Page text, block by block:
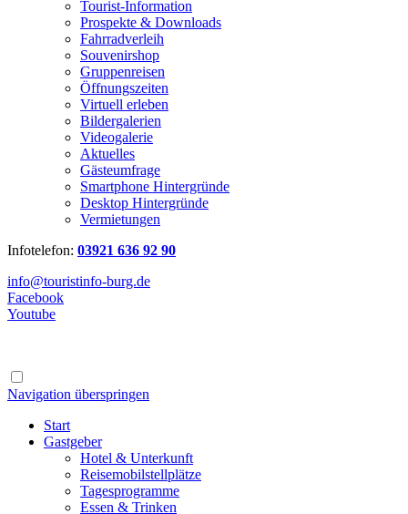
Tourist-Information
Prospekte & Downloads
Fahrradverleih
Souvenirshop
Gruppenreisen
Öffnungszeiten
Virtuell erleben
Bildergalerien
Videogalerie
Aktuelles
Gästeumfrage
Smartphone Hintergründe
Desktop Hintergründe
Vermietungen
Infotelefon: 03921 636 92 90
info@touristinfo-burg.de
Facebook
Youtube
Navigation überspringen
Start
Gastgeber
Hotel & Unterkunft
Reisemobilstellplätze
Tagesprogramme
Essen & Trinken